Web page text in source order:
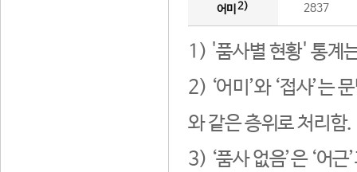
어미 2) 2837
1) '품사별 현황' 통계
2) ‘어미’와 ‘접사’는
와 같은 층위로 처리함.
3) ‘품사 없음’은 ‘어